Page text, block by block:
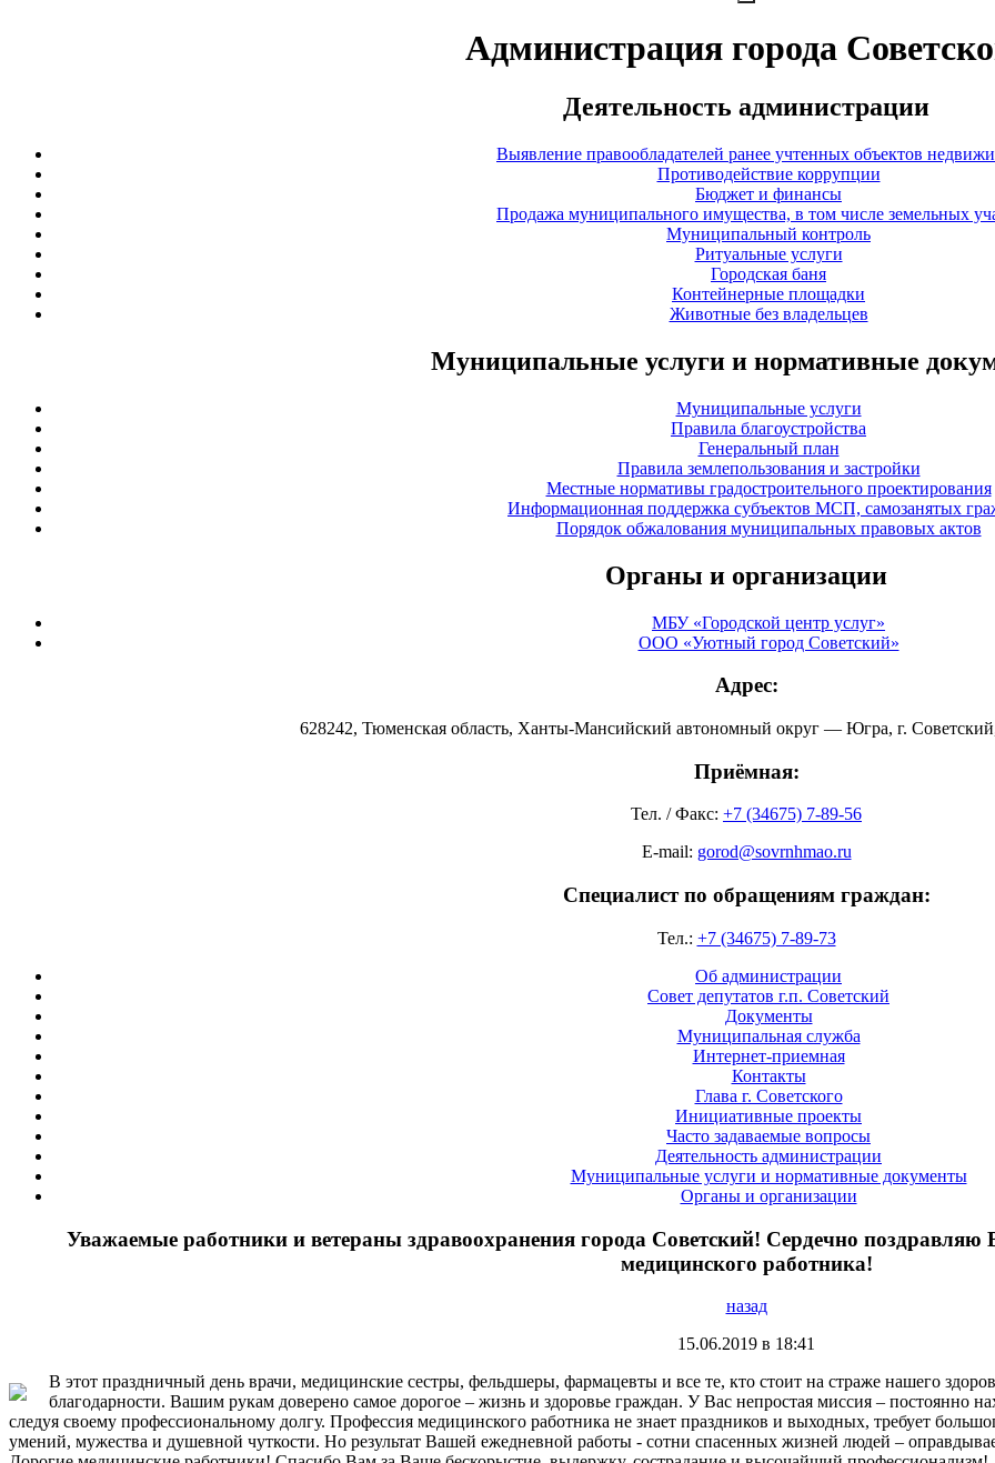
Администрация города
Деятельность администрации
Выявление правообладателей ранее учтенных объектов
Противодействие коррупции
Бюджет и финансы
Продажа муниципального имущества, в том числе земельных
Муниципальный контроль
Ритуальные услуги
Городская баня
Контейнерные площадки
Животные без владельцев
Муниципальные услуги и нормативные
Муниципальные услуги
Правила благоустройства
Генеральный план
Правила землепользования и застройки
Местные нормативы градостроительного проектирования
Информационная поддержка субъектов МСП, самозанятых
Порядок обжалования муниципальных правовых актов
Органы и организации
МБУ «Городской центр услуг»
ООО «Уютный город Советский»
Адрес:
628242, Тюменская область, Ханты-Мансийский автономный округ — Югра, г.
Приёмная:
Тел. / Факс: +7 (34675) 7-89-56
E-mail: gorod@sovrnhmao.ru
Специалист по обращениям граждан:
Тел.: +7 (34675) 7-89-73
Об администрации
Совет депутатов г.п. Советский
Документы
Муниципальная служба
Интернет-приемная
Контакты
Глава г. Советского
Инициативные проекты
Часто задаваемые вопросы
Деятельность администрации
Муниципальные услуги и нормативные документы
Органы и организации
Уважаемые работники и ветераны здравоохранения города Советский! Сердечно
медицинского работника!
назад
15.06.2019 в 18:41
В этот праздничный день врачи, медицинские сестры, фельдшеры, фармацевты и все те, кто стоит на страже нашего
благодарности. Вашим рукам доверено самое дорогое – жизнь и здоровье граждан. У Вас непростая миссия – постоянно
следуя своему профессиональному долгу. Профессия медицинского работника не знает праздников и выходных, требует
умений, мужества и душевной чуткости. Но результат Вашей ежедневной работы - сотни спасенных жизней людей –